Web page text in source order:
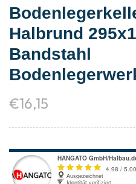
Halbrund
Bandstahl
€16,15